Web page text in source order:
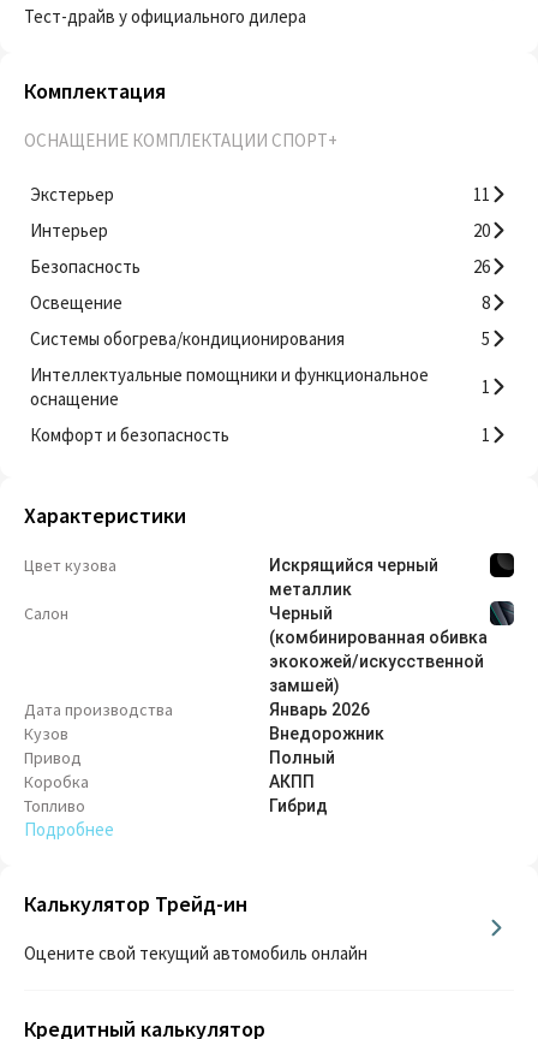
Тест-драйв у официального дилера
Комплектация
ОСНАЩЕНИЕ КОМПЛЕКТАЦИИ СПОРТ+
Экстерьер
11
Интерьер
20
Безопасность
26
Освещение
8
Системы обогрева/кондиционирования
5
Интеллектуальные помощники и функциональное
оснащение
1
Комфорт и безопасность 1
Характеристики
Цвет кузова
Искрящийся черный
металлик
Салон
Черный
(комбинированная обивка
экокожей/искусственной
замшей)
Дата производства Январь 2026
Кузов Внедорож­ник
Привод Полный
Коробка АКПП
Топливо Гибрид
Подробнее
Калькулятор Трейд-ин
Оцените свой текущий автомобиль онлайн
Кредитный калькулятор